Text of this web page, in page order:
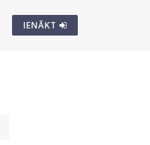
IENĀKT